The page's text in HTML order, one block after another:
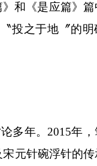
和《是应篇》
投之于地〞的明
多年。 2015年，
元针碗浮针的传